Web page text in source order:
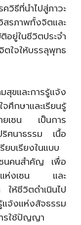
วิธีที่นำไปสู่ภาวะ
ภาพทั้งจิตและ
ยู่ในชีวิตประจำ
ใจให้บรรลุพุทธ
สุขและการรู้แจ้ง
กษาและเรียนรู้
ายเซน เป็นการ
ศนาธรรม เนื้อ
ยบเรียงในแบบ
นคนสำคัญ เพื่อ
อนแห่งเซน และ
ห้ชีวิตดำเนินไป
จ้งแห่งสัจธรรม
รใช้ปัญญา